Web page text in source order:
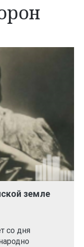
земле
со дня